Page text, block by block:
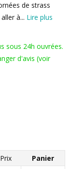
de strass
à... Lire plus
sous 24h ouvrées.
d'avis (voir
Prix Panier